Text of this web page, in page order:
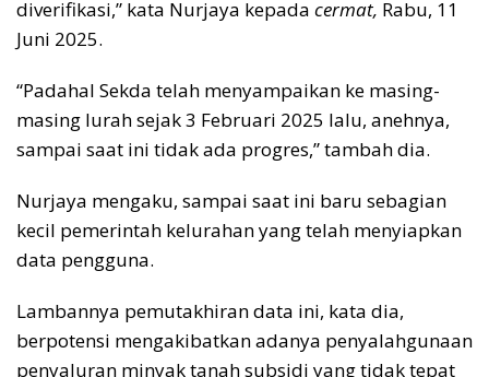
diverifikasi,” kata Nurjaya kepada cermat, Rabu, 11
Juni 2025.
“Padahal Sekda telah menyampaikan ke masing-
masing lurah sejak 3 Februari 2025 lalu, anehnya,
sampai saat ini tidak ada progres,” tambah dia.
Nurjaya mengaku, sampai saat ini baru sebagian
kecil pemerintah kelurahan yang telah menyiapkan
data pengguna.
Lambannya pemutakhiran data ini, kata dia,
berpotensi mengakibatkan adanya penyalahgunaan
penyaluran minyak tanah subsidi yang tidak tepat